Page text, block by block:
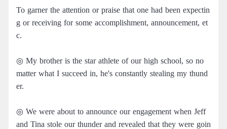
To garner the attention or praise that one had been expectin
g or receiving for some accomplishment, announcement, et
c.
◎ My brother is the star athlete of our high school, so no
matter what I succeed in, he's constantly stealing my thund
er.
◎ We were about to announce our engagement when Jeff
and Tina stole our thunder and revealed that they were goin